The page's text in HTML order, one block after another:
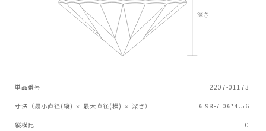
単品番号 2207-01173
寸法（最小直径(縦) ｘ 最大直径(横) ｘ 深さ） 6.98-7.06*4.56
縦横比 0